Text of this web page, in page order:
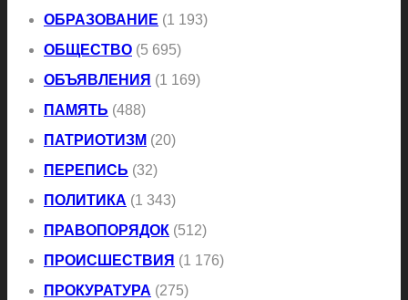
ОБРАЗОВАНИЕ (1 193)
ОБЩЕСТВО (5 695)
ОБЪЯВЛЕНИЯ (1 169)
ПАМЯТЬ (488)
ПАТРИОТИЗМ (20)
ПЕРЕПИСЬ (32)
ПОЛИТИКА (1 343)
ПРАВОПОРЯДОК (512)
ПРОИСШЕСТВИЯ (1 176)
ПРОКУРАТУРА (275)